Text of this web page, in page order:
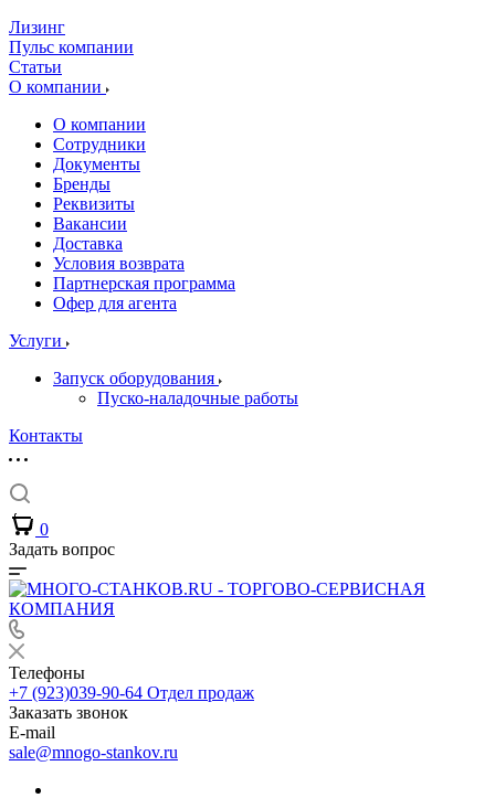
Лизинг
Пульс компании
Статьи
О компании
О компании
Сотрудники
Документы
Бренды
Реквизиты
Вакансии
Доставка
Условия возврата
Партнерская программа
Офер для агента
Услуги
Запуск оборудования
Пуско-наладочные работы
Контакты
0
Задать вопрос
Телефоны
+7 (923)039-90-64 Отдел продаж
Заказать звонок
E-mail
sale@mnogo-stankov.ru